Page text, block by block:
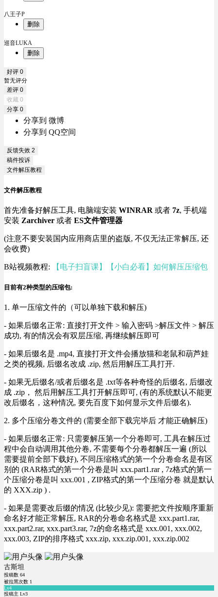
八王子P
删除
巡音LUKA
删除
好评 0
暂无评分
差评 0
收藏 0
分享 0
分享到 微博
分享到 QQ空间
反馈失效 2
稿件投诉
文件解压教程
文件解压教程
首先准备好解压工具, 电脑端安装 WINRAR 或者 7z, 手机端
安装 Zarchiver 或者 ES文件管理器
(注意不要安装国内应用商店里的盗版, 不仅无法正常解压, 还
会收费)
B站视频教程: 【电子扫盲课】【小白必看】如何解压压缩包
目前有2种类型的压缩包:
1. 单一压缩文件的（可以单独下载和解压)
- 如果后缀名正常: 直接打开文件 > 输入密码 >解压文件 > 解压
成功, 有的情况会有双层压缩, 再继续解压即可
- 如果后缀名是 .mp4, 直接打开文件会播放猫和老鼠和葫芦娃
之类的视频, 后缀名改成 .zip, 然后用解压工具打开.
- 如果无后缀名/或者后缀名是 .txt等各种奇怪的后缀名, 后缀改
成 .zip， 然后用解压工具打开解压即可, (有的系统默认不能更
改后缀名，这种情况, 要先百度下如何显示文件后缀名).
2. 多个压缩分卷文件的 (需要全部下载完毕后 才能正确解压)
- 如果后缀名正常: 只需要解压第一个分卷即可, 工具在解压过
程中会自动调用其他分卷, 不需要每个分卷都解压一遍 (所以
需要提前全部下载好), 不同压缩格式的第一个分卷命名是有区
别的 (RAR格式的第一个分卷是叫 xxx.part1.rar , 7z格式的第一
个压缩分卷是叫 xxx.001 , ZIP格式的第一个压缩分卷 就是默认
的 XXX.zip ) .
- 如果是需要改后缀的情况 (比较少见): 需要把文件按顺序重新
命名好才能正常解压, RAR的分卷命名格式是 xxx.part1.rar,
xxx.part2.rar, xxx.part3.rar, 7z的命名格式是 xxx.001, xxx.002,
xxx.003, ZIP的排序格式 xxx.zip, xxx.zip.001, xxx.zip.002
古斯坦
投稿数 64
被拉黑次数 1
Lv4
投稿主 Lv3